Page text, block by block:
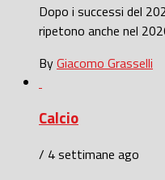
Dopo i successi del
ripetono anche nel
ByGiacomo Grasselli
Calcio
/ 4 settimane ago